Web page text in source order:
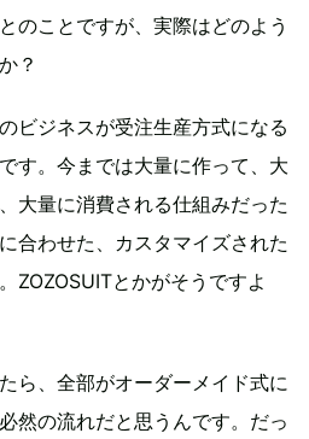
のことですが、実際はどのよう
？
ビジネスが受注生産方式になる
す。今までは大量に作って、大
大量に消費される仕組みだった
合わせた、カスタマイズされた
ZOZOSUITとかがそうですよ
ら、全部がオーダーメイド式に
然の流れだと思うんです。だっ